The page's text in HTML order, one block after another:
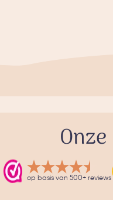
op basis van 500+ reviews